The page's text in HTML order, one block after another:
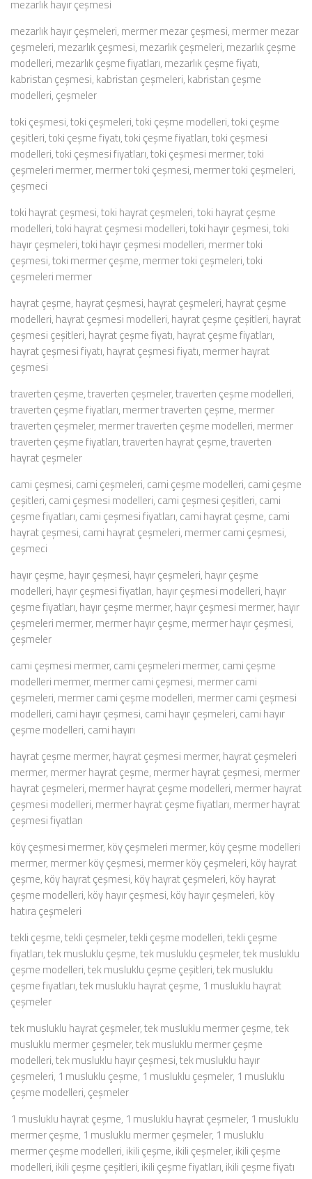
mezarlık hayır çeşmesi
mezarlık hayır çeşmeleri, mermer mezar çeşmesi, mermer mezar
çeşmeleri, mezarlık çeşmesi, mezarlık çeşmeleri, mezarlık çeşme
modelleri, mezarlık çeşme fiyatları, mezarlık çeşme fiyatı,
kabristan çeşmesi, kabristan çeşmeleri, kabristan çeşme
modelleri, çeşmeler
toki çeşmesi, toki çeşmeleri, toki çeşme modelleri, toki çeşme
çeşitleri, toki çeşme fiyatı, toki çeşme fiyatları, toki çeşmesi
modelleri, toki çeşmesi fiyatları, toki çeşmesi mermer, toki
çeşmeleri mermer, mermer toki çeşmesi, mermer toki çeşmeleri,
çeşmeci
toki hayrat çeşmesi, toki hayrat çeşmeleri, toki hayrat çeşme
modelleri, toki hayrat çeşmesi modelleri, toki hayır çeşmesi, toki
hayır çeşmeleri, toki hayır çeşmesi modelleri, mermer toki
çeşmesi, toki mermer çeşme, mermer toki çeşmeleri, toki
çeşmeleri mermer
hayrat çeşme, hayrat çeşmesi, hayrat çeşmeleri, hayrat çeşme
modelleri, hayrat çeşmesi modelleri, hayrat çeşme çeşitleri, hayrat
çeşmesi çeşitleri, hayrat çeşme fiyatı, hayrat çeşme fiyatları,
hayrat çeşmesi fiyatı, hayrat çeşmesi fiyatı, mermer hayrat
çeşmesi
traverten çeşme, traverten çeşmeler, traverten çeşme modelleri,
traverten çeşme fiyatları, mermer traverten çeşme, mermer
traverten çeşmeler, mermer traverten çeşme modelleri, mermer
traverten çeşme fiyatları, traverten hayrat çeşme, traverten
hayrat çeşmeler
cami çeşmesi, cami çeşmeleri, cami çeşme modelleri, cami çeşme
çeşitleri, cami çeşmesi modelleri, cami çeşmesi çeşitleri, cami
çeşme fiyatları, cami çeşmesi fiyatları, cami hayrat çeşme, cami
hayrat çeşmesi, cami hayrat çeşmeleri, mermer cami çeşmesi,
çeşmeci
hayır çeşme, hayır çeşmesi, hayır çeşmeleri, hayır çeşme
modelleri, hayır çeşmesi fiyatları, hayır çeşmesi modelleri, hayır
çeşme fiyatları, hayır çeşme mermer, hayır çeşmesi mermer, hayır
çeşmeleri mermer, mermer hayır çeşme, mermer hayır çeşmesi,
çeşmeler
cami çeşmesi mermer, cami çeşmeleri mermer, cami çeşme
modelleri mermer, mermer cami çeşmesi, mermer cami
çeşmeleri, mermer cami çeşme modelleri, mermer cami çeşmesi
modelleri, cami hayır çeşmesi, cami hayır çeşmeleri, cami hayır
çeşme modelleri, cami hayırı
hayrat çeşme mermer, hayrat çeşmesi mermer, hayrat çeşmeleri
mermer, mermer hayrat çeşme, mermer hayrat çeşmesi, mermer
hayrat çeşmeleri, mermer hayrat çeşme modelleri, mermer hayrat
çeşmesi modelleri, mermer hayrat çeşme fiyatları, mermer hayrat
çeşmesi fiyatları
köy çeşmesi mermer, köy çeşmeleri mermer, köy çeşme modelleri
mermer, mermer köy çeşmesi, mermer köy çeşmeleri, köy hayrat
çeşme, köy hayrat çeşmesi, köy hayrat çeşmeleri, köy hayrat
çeşme modelleri, köy hayır çeşmesi, köy hayır çeşmeleri, köy
hatıra çeşmeleri
tekli çeşme, tekli çeşmeler, tekli çeşme modelleri, tekli çeşme
fiyatları, tek musluklu çeşme, tek musluklu çeşmeler, tek musluklu
çeşme modelleri, tek musluklu çeşme çeşitleri, tek musluklu
çeşme fiyatları, tek musluklu hayrat çeşme, 1 musluklu hayrat
çeşmeler
tek musluklu hayrat çeşmeler, tek musluklu mermer çeşme, tek
musluklu mermer çeşmeler, tek musluklu mermer çeşme
modelleri, tek musluklu hayır çeşmesi, tek musluklu hayır
çeşmeleri, 1 musluklu çeşme, 1 musluklu çeşmeler, 1 musluklu
çeşme modelleri, çeşmeler
1 musluklu hayrat çeşme, 1 musluklu hayrat çeşmeler, 1 musluklu
mermer çeşme, 1 musluklu mermer çeşmeler, 1 musluklu
mermer çeşme modelleri, ikili çeşme, ikili çeşmeler, ikili çeşme
modelleri, ikili çeşme çeşitleri, ikili çeşme fiyatları, ikili çeşme fiyatı